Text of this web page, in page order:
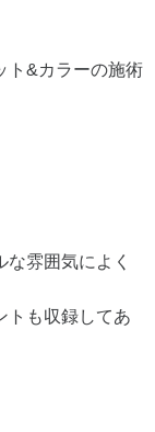
ト&カラーの施術
雰囲気によく
トも収録してあ